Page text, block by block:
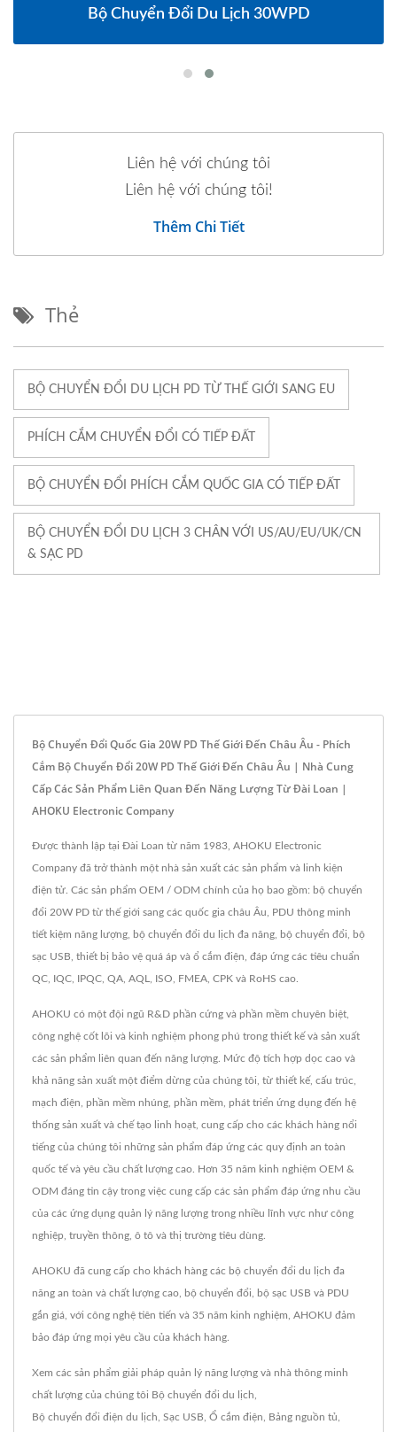
Bộ Chuyển Đổi Du Lịch 30WPD
Liên hệ với chúng tôi
Liên hệ với chúng tôi!
Thêm Chi Tiết
Thẻ
BỘ CHUYỂN ĐỔI DU LỊCH PD TỪ THẾ GIỚI SANG EU
PHÍCH CẮM CHUYỂN ĐỔI CÓ TIẾP ĐẤT
BỘ CHUYỂN ĐỔI PHÍCH CẮM QUỐC GIA CÓ TIẾP ĐẤT
BỘ CHUYỂN ĐỔI DU LỊCH 3 CHÂN VỚI US/AU/EU/UK/CN
& SẠC PD
Bộ Chuyển Đổi Quốc Gia 20W PD Thế Giới Đến Châu Âu - Phích
Cắm Bộ Chuyển Đổi 20W PD Thế Giới Đến Châu Âu | Nhà Cung
Cấp Các Sản Phẩm Liên Quan Đến Năng Lượng Từ Đài Loan |
AHOKU Electronic Company
Được thành lập tại Đài Loan từ năm 1983, AHOKU Electronic
Company đã trở thành một nhà sản xuất các sản phẩm và linh kiện
điện tử. Các sản phẩm OEM / ODM chính của họ bao gồm: bộ chuyển
đổi 20W PD từ thế giới sang các quốc gia châu Âu, PDU thông minh
tiết kiệm năng lượng, bộ chuyển đổi du lịch đa năng, bộ chuyển đổi, bộ
sạc USB, thiết bị bảo vệ quá áp và ổ cắm điện, đáp ứng các tiêu chuẩn
QC, IQC, IPQC, QA, AQL, ISO, FMEA, CPK và RoHS cao.
AHOKU có một đội ngũ R&D phần cứng và phần mềm chuyên biệt,
công nghệ cốt lõi và kinh nghiệm phong phú trong thiết kế và sản xuất
các sản phẩm liên quan đến năng lượng. Mức độ tích hợp dọc cao và
khả năng sản xuất một điểm dừng của chúng tôi, từ thiết kế, cấu trúc,
mạch điện, phần mềm nhúng, phần mềm, phát triển ứng dụng đến hệ
thống sản xuất và chế tạo linh hoạt, cung cấp cho các khách hàng nổi
tiếng của chúng tôi những sản phẩm đáp ứng các quy định an toàn
quốc tế và yêu cầu chất lượng cao. Hơn 35 năm kinh nghiệm OEM &
ODM đáng tin cậy trong việc cung cấp các sản phẩm đáp ứng nhu cầu
của các ứng dụng quản lý năng lượng trong nhiều lĩnh vực như công
nghiệp, truyền thông, ô tô và thị trường tiêu dùng.
AHOKU đã cung cấp cho khách hàng các bộ chuyển đổi du lịch đa
năng an toàn và chất lượng cao, bộ chuyển đổi, bộ sạc USB và PDU
gắn giá, với công nghệ tiên tiến và 35 năm kinh nghiệm, AHOKU đảm
bảo đáp ứng mọi yêu cầu của khách hàng.
Xem các sản phẩm giải pháp quản lý năng lượng và nhà thông minh
chất lượng của chúng tôi Bộ chuyển đổi du lịch
Bộ chuyển đổi điện du lịch Sạc USB Ổ cắm điện Bảng nguồn tủ